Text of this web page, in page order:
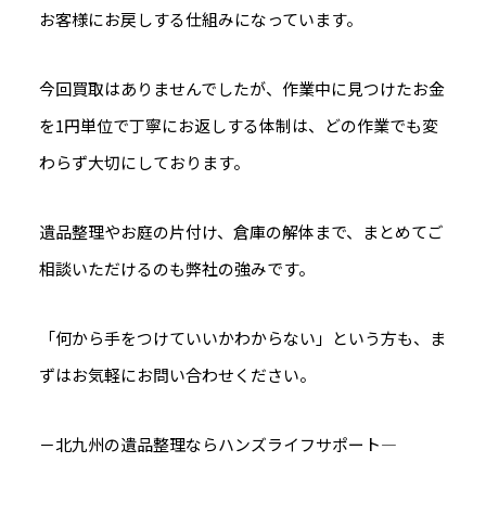
お客様にお戻しする仕組みになっています。
今回買取はありませんでしたが、作業中に見つけたお金
を1円単位で丁寧にお返しする体制は、どの作業でも変
わらず大切にしております。
遺品整理やお庭の片付け、倉庫の解体まで、まとめてご
相談いただけるのも弊社の強みです。
「何から手をつけていいかわからない」という方も、ま
ずはお気軽にお問い合わせください。
－北九州の遺品整理ならハンズライフサポート―